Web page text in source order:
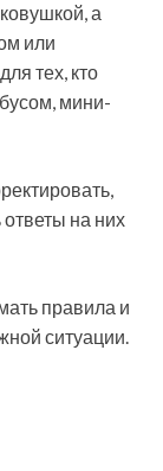
а
или
тех, кто
мини-
на них
правила и
ситуации.